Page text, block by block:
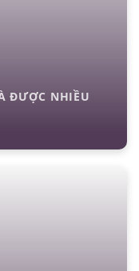
ĐƯỢC NHIỀU